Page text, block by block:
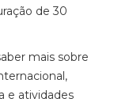
de 30
mais sobre
e atividades